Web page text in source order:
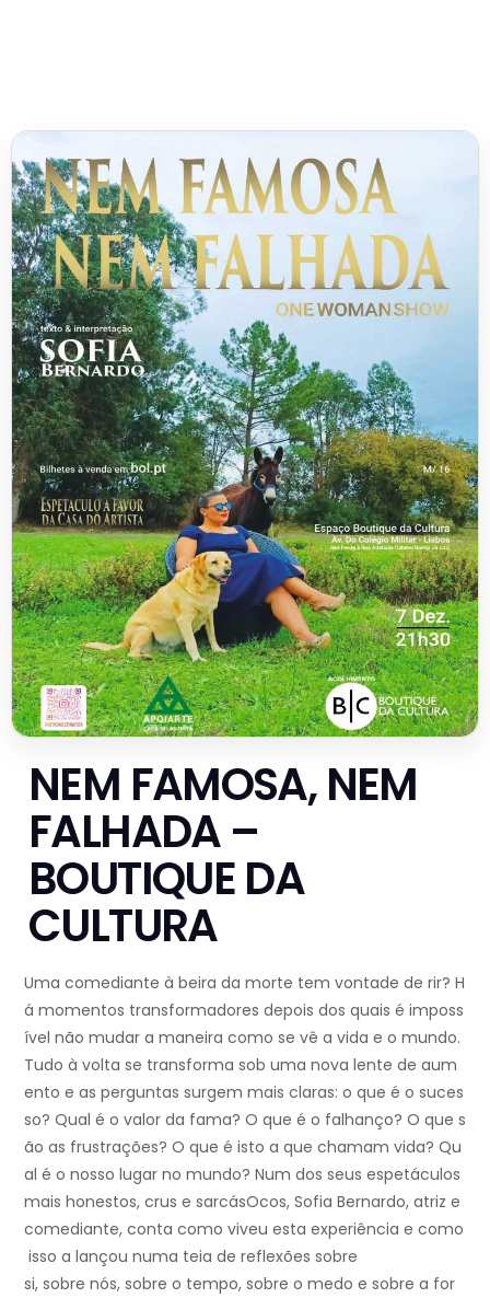
NEM FAMOSA, NEM
FALHADA –
BOUTIQUE DA
CULTURA
Uma comediante à beira da morte tem vontade de rir? H
á momentos transformadores depois dos quais é imposs
ível não mudar a maneira como se vê a vida e o mundo.
Tudo à volta se transforma sob uma nova lente de aum
ento e as perguntas surgem mais claras: o que é o suces
so? Qual é o valor da fama? O que é o falhanço? O que s
ão as frustrações? O que é isto a que chamam vida? Qu
al é o nosso lugar no mundo? Num dos seus espetáculos
mais honestos, crus e sarcásOcos, Sofia Bernardo, atriz e
comediante, conta como viveu esta experiência e como
isso a lançou numa teia de reflexões sobre
si, sobre nós, sobre o tempo, sobre o medo e sobre a for